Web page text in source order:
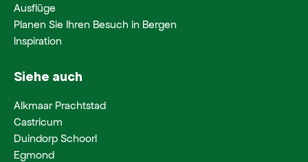
Ausflüge
Planen Sie Ihren Besuch in Bergen
Inspiration
Siehe auch
Alkmaar Prachtstad
Castricum
Duindorp Schoorl
Egmond